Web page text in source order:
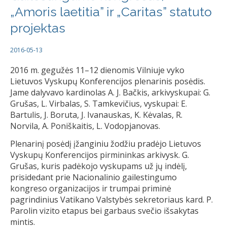
„Amoris laetitia” ir „Caritas” statuto
projektas
2016-05-13
2016 m. gegužės 11–12 dienomis Vilniuje vyko
Lietuvos Vyskupų Konferencijos plenarinis posėdis.
Jame dalyvavo kardinolas A. J. Bačkis, arkivyskupai: G.
Grušas, L. Virbalas, S. Tamkevičius, vyskupai: E.
Bartulis, J. Boruta, J. Ivanauskas, K. Kėvalas, R.
Norvila, A. Poniškaitis, L. Vodopjanovas.
Plenarinį posėdį įžanginiu žodžiu pradėjo Lietuvos
Vyskupų Konferencijos pirmininkas arkivysk. G.
Grušas, kuris padėkojo vyskupams už jų indėlį,
prisidedant prie Nacionalinio gailestingumo
kongreso organizacijos ir trumpai priminė
pagrindinius Vatikano Valstybės sekretoriaus kard. P.
Parolin vizito etapus bei garbaus svečio išsakytas
mintis.